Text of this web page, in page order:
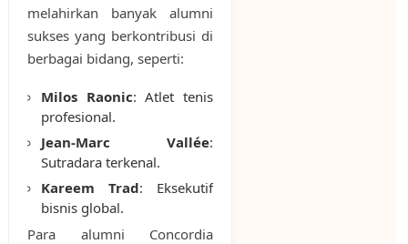
melahirkan banyak alumni
sukses yang berkontribusi di
berbagai bidang, seperti:
Milos Raonic: Atlet tenis
profesional.
Jean-Marc Vallée:
Sutradara terkenal.
Kareem Trad: Eksekutif
bisnis global.
Para alumni Concordia